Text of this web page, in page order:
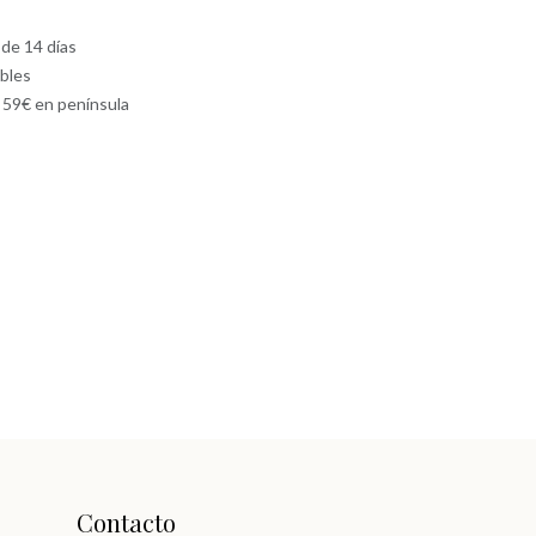
14 días
en península
Contacto